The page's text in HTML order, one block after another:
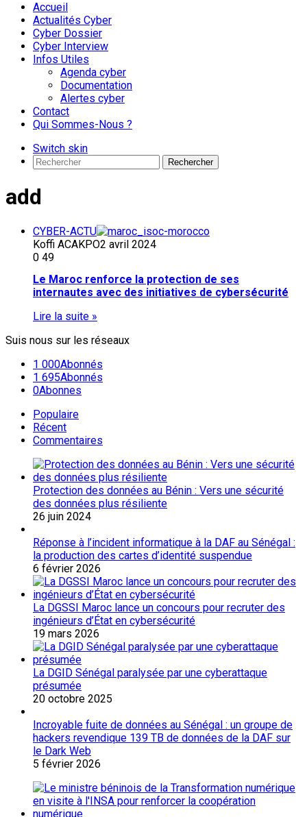
Accueil
Actualités Cyber
Cyber Dossier
Cyber Interview
Infos Utiles
Agenda cyber
Documentation
Alertes cyber
Contact
Qui Sommes-Nous ?
Switch skin
Rechercher
add
CYBER-ACTU
Koffi ACAKPO2 avril 2024
0 49
Le Maroc renforce la protection de ses
internautes avec des initiatives de cybersécurité
Lire la suite »
Suis nous sur les réseaux
1 000Abonnés
1 695Abonnés
0Abonnes
Populaire
Récent
Commentaires
Protection des données au Bénin : Vers une sécurité
des données plus résiliente
26 juin 2024
Réponse à l’incident informatique à la DAF au Sénégal :
la production des cartes d’identité suspendue
6 février 2026
La DGSSI Maroc lance un concours pour recruter des
ingénieurs d’État en cybersécurité
19 mars 2026
La DGID Sénégal paralysée par une cyberattaque
présumée
20 octobre 2025
Incroyable fuite de données au Sénégal : un groupe de
hackers revendique 139 TB de données de la DAF sur
le Dark Web
5 février 2026